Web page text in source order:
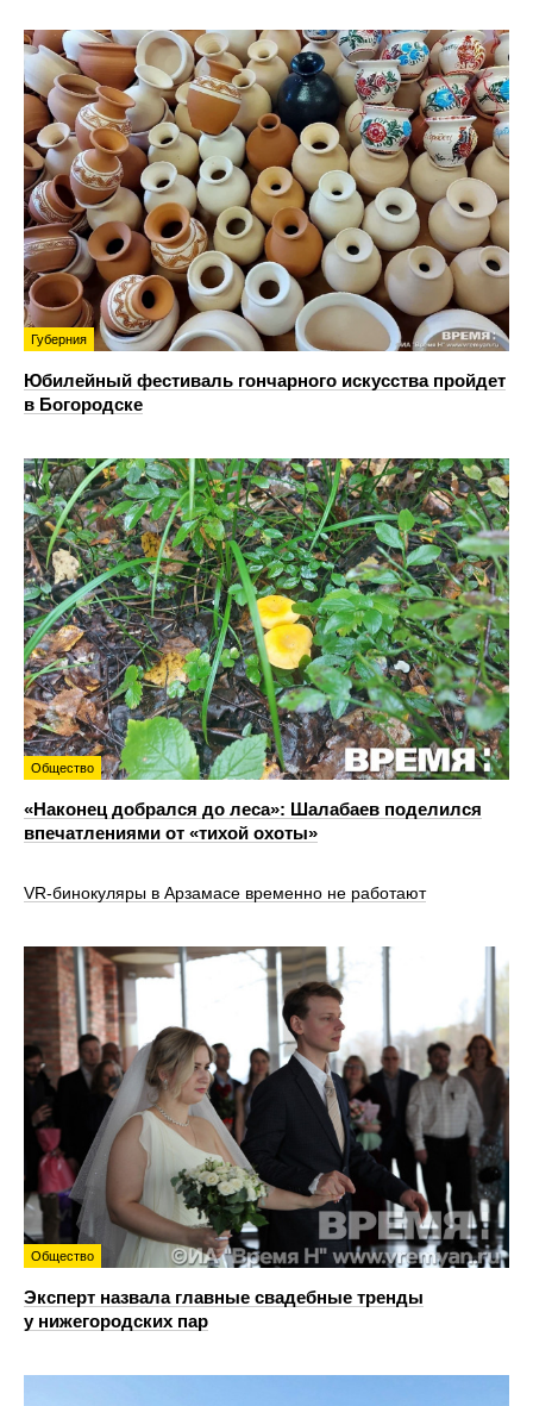
Губерния
Юбилейный фестиваль гончарного искусства пройдет
в Богородске
Общество
«Наконец добрался до леса»: Шалабаев поделился
впечатлениями от «тихой охоты»
VR‑бинокуляры в Арзамасе временно не работают
Общество
Эксперт назвала главные свадебные тренды
у нижегородских пар